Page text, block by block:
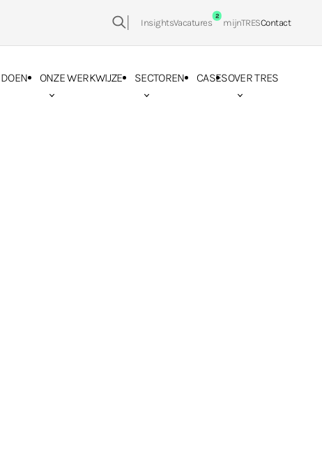
Zoeken:
InsightsVacatures
2
mijnTRESContact
ONZE WERKWIJZE SECTOREN CASESOVER TRES